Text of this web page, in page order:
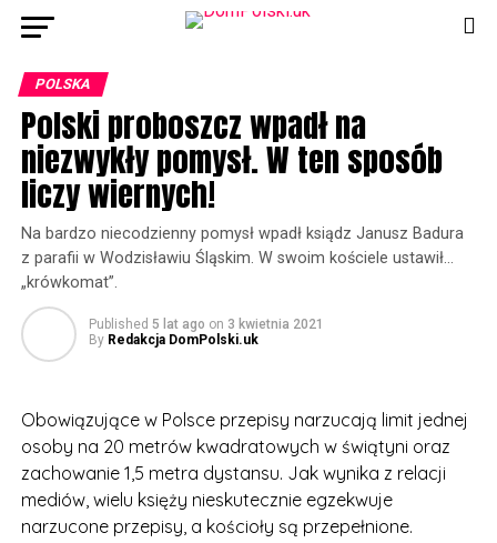
POLSKA
Polski proboszcz wpadł na
niezwykły pomysł. W ten sposób
liczy wiernych!
Na bardzo niecodzienny pomysł wpadł ksiądz Janusz Badura
z parafii w Wodzisławiu Śląskim. W swoim kościele ustawił…
„krówkomat”.
Published 5 lat ago on 3 kwietnia 2021
By Redakcja DomPolski.uk
Obowiązujące w Polsce przepisy narzucają limit jednej
osoby na 20 metrów kwadratowych w świątyni oraz
zachowanie 1,5 metra dystansu. Jak wynika z relacji
mediów, wielu księży nieskutecznie egzekwuje
narzucone przepisy, a kościoły są przepełnione.